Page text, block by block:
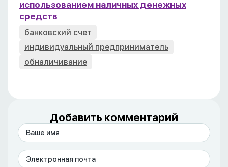
использованием наличных денежных
средств
банковский счет
индивидуальный предприниматель
обналичивание
Добавить комментарий